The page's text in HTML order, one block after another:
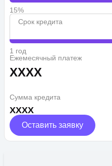
15%
Срок кредита
1 год
Ежемесячный платеж
XXXX
Сумма кредита
XXXX
Оставить заявку